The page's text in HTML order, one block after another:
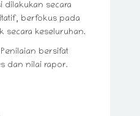
dilakukan secara
berfokus pada
secara keseluruhan.
Penilaian bersifat
dan nilai rapor.